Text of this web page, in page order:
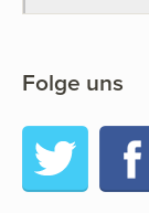
Folge uns
Twitter